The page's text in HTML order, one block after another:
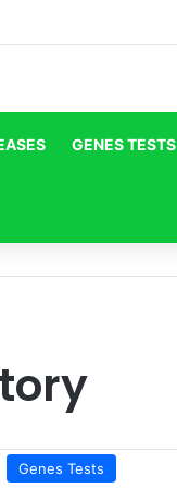
GENES TESTS
Genes Tests